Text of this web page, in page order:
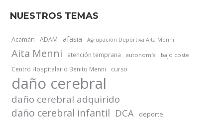
NUESTROS TEMAS
Acamán ADAM afasia Agrupación Deportiva Aita Menni
Aita Menni atención temprana autonomía bajo coste
Centro Hospitalario Benito Menni curso
daño cerebral
daño cerebral adquirido
daño cerebral infantil DCA deporte